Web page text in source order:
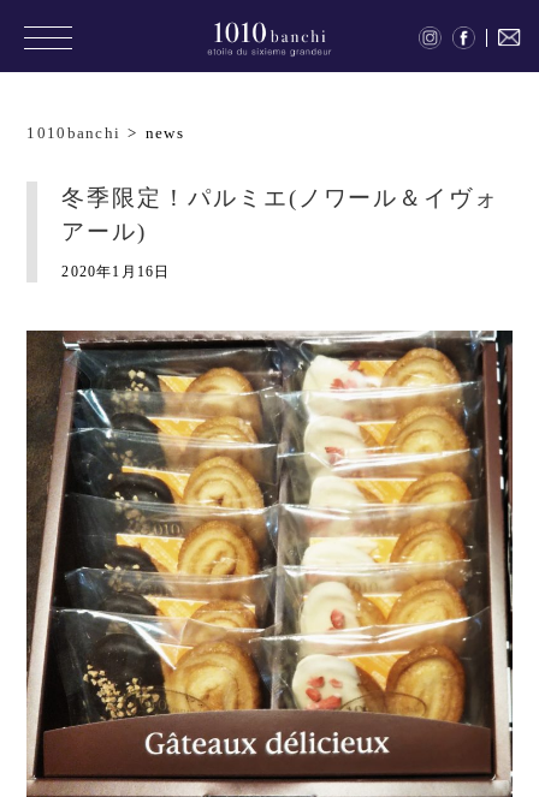
1010banchi > news
冬季限定！パルミエ(ノワール＆イヴォ
アール)
2020年1月16日